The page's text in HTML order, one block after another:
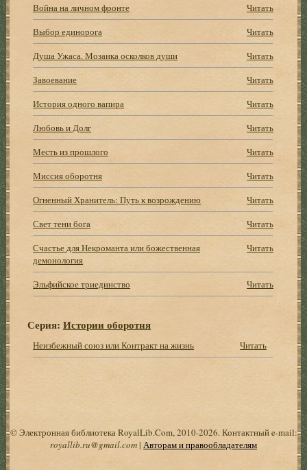
Война на личном фронте
Читать
Выбор единорога
Читать
Душа Ужаса. Мозаика осколков души
Читать
Завоевание
Читать
История одного вапира
Читать
Любовь и Долг
Читать
Месть из прошлого
Читать
Миссия оборотня
Читать
Огненный Хранитель: Путь к возрождению
Читать
Свет тени бога
Читать
Счастье для Некроманта или божественная
демонология
Читать
Эльфийское триединство Читать
Серия:Истории оборотня
Неизбежный союз или Контракт на жизнь Читать
© Электронная библиотека RoyalLib.Com, 2010-2026. Контактный e-mail:
royallib.ru@gmail.com| Авторам и правообладателям